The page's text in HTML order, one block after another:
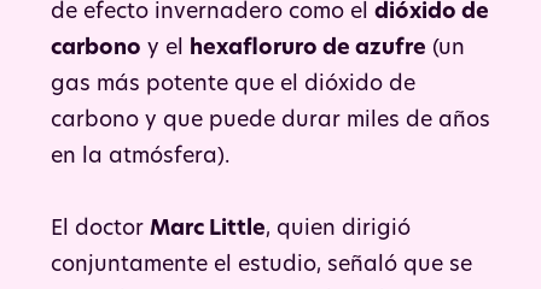
de efecto invernadero como el dióxido de
carbono y el hexafloruro de azufre (un
gas más potente que el dióxido de
carbono y que puede durar miles de años
en la atmósfera).
El doctor Marc Little, quien dirigió
conjuntamente el estudio, señaló que se